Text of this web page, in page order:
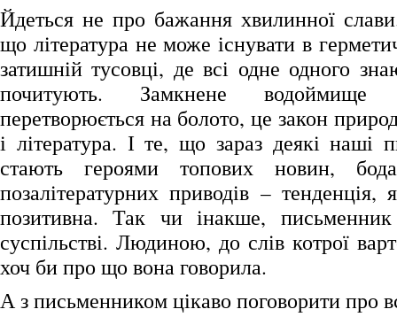
Йдеться не про бажання хвилинної
що література не може існувати в
затишній тусовці, де всі одне одного
почитують. Замкнене водоймище
перетворюється на болото, це закон
і література. І те, що зараз деякі наші
стають героями топових новин,
позалітературних приводів –
позитивна. Так чи інакше,
суспільстві. Людиною, до слів котрої
хоч би про що вона говорила.
А з письменником цікаво поговорити про